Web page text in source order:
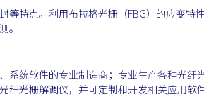
特点。利用布拉格光栅（FBG）的应变特
。
统软件的专业制造商；专业生产各种光纤
光栅解调仪，并可定制和开发相关应用软件